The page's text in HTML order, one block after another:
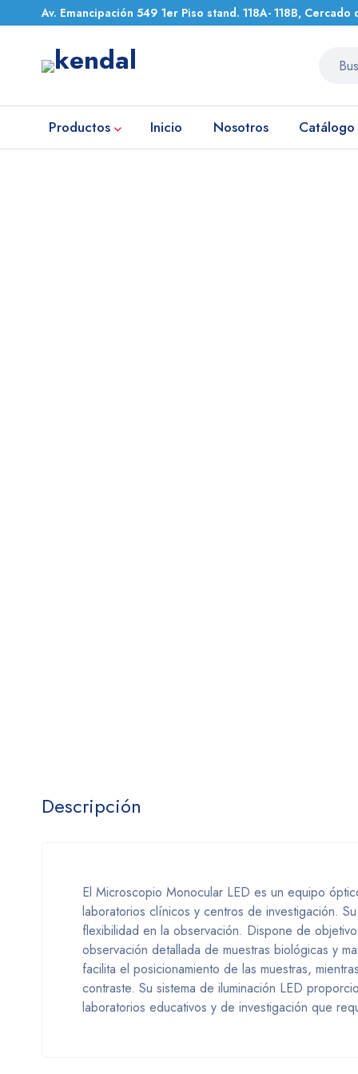
Av. Emancipación 549 1er Piso stand. 118A- 118B,
Productos Inicio Nosotros Catálogo
Descripción
El Microscopio Monocular LED es un equipo
laboratorios clínicos y centros de investigación.
flexibilidad en la observación. Dispone de
observación detallada de muestras biológicas y
facilita el posicionamiento de las muestras,
contraste. Su sistema de iluminación LED
laboratorios educativos y de investigación que